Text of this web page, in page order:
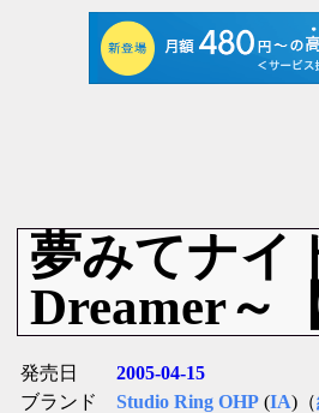
夢みてナイ
Dreamer～
発売日
2005-04-15
ブランド
Studio Ring OHP (IA)（